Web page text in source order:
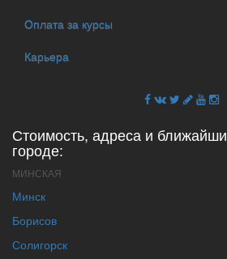
Оплата за курсы
Карьера
Стоимость, адреса и
городе:
МИНСКАЯ
Минск
Борисов
Солигорск